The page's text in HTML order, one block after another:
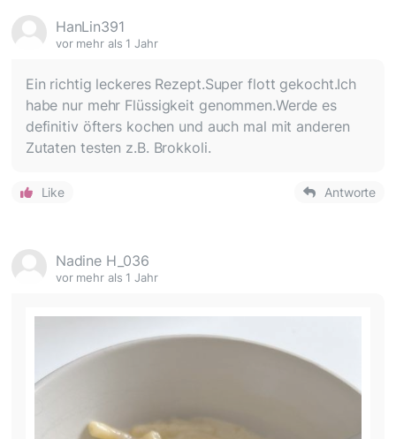
HanLin391
vor mehr als 1 Jahr
Ein richtig leckeres Rezept.Super flott gekocht.Ich
habe nur mehr Flüssigkeit genommen.Werde es
definitiv öfters kochen und auch mal mit anderen
Zutaten testen z.B. Brokkoli.
Like Antworte
Nadine H_036
vor mehr als 1 Jahr